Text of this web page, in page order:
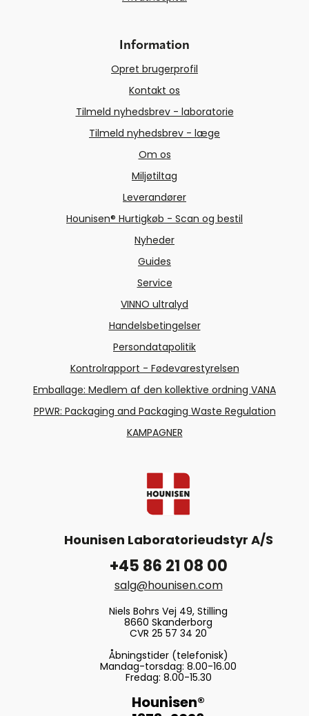
Information
Opret brugerprofil
Kontakt os
Tilmeld nyhedsbrev - laboratorie
Tilmeld nyhedsbrev - læge
Om os
Miljøtiltag
Leverandører
Hounisen® Hurtigkøb - Scan og bestil
Nyheder
Guides
Service
VINNO ultralyd
Handelsbetingelser
Persondatapolitik
Kontrolrapport - Fødevarestyrelsen
Emballage: Medlem af den kollektive ordning VANA
PPWR: Packaging and Packaging Waste Regulation
KAMPAGNER
Hounisen Laboratorieudstyr A/S
+45 86 21 08 00
salg@hounisen.com
Niels Bohrs Vej 49, Stilling
8660 Skanderborg
CVR 25 57 34 20
Åbningstider (telefonisk)
Mandag-torsdag: 8.00-16.00
Fredag: 8.00-15.30
Hounisen®